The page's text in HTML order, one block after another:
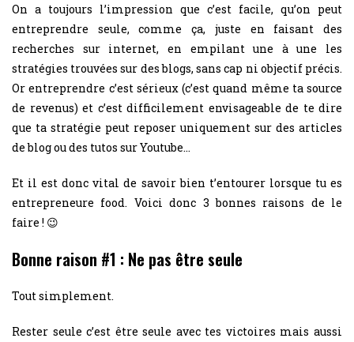
On a toujours l’impression que c’est facile, qu’on peut
entreprendre seule, comme ça, juste en faisant des
recherches sur internet, en empilant une à une les
stratégies trouvées sur des blogs, sans cap ni objectif précis.
Or entreprendre c’est sérieux (c’est quand même ta source
de revenus) et c’est difficilement envisageable de te dire
que ta stratégie peut reposer uniquement sur des articles
de blog ou des tutos sur Youtube…
Et il est donc vital de savoir bien t’entourer lorsque tu es
entrepreneure food. Voici donc 3 bonnes raisons de le
faire ! 😉
Bonne raison #1 : Ne pas être seule
Tout simplement.
Rester seule c’est être seule avec tes victoires mais aussi